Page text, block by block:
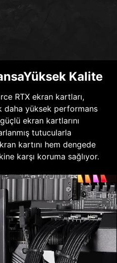
Kalite
RTX ekran kartları,
daha yüksek performans
ekran kartlarını
tutucularla
kartını hem dengede
karşı koruma sağlıyor.